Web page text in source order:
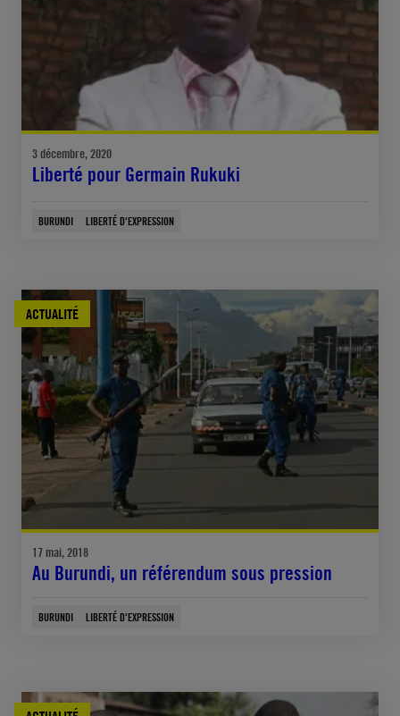
3 décembre, 2020
Liberté pour Germain Rukuki
BURUNDI LIBERTÉ D'EXPRESSION
ACTUALITÉ
17 mai, 2018
Au Burundi, un référendum sous pression
BURUNDI LIBERTÉ D'EXPRESSION